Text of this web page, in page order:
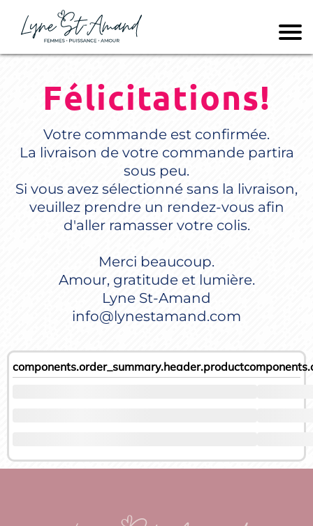
Félicitations!
Votre commande est confirmée.
La livraison de votre commande partira
sous peu.
Si vous avez sélectionné sans la livraison,
veuillez prendre un rendez-vous afin
d'aller ramasser votre colis.
Merci beaucoup.
Amour, gratitude et lumière.
Lyne St-Amand
info@lynestamand.com
components.order_summary.header.product